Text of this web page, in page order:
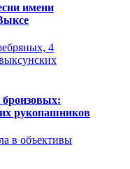
имени
бронзовых:
рукопашников